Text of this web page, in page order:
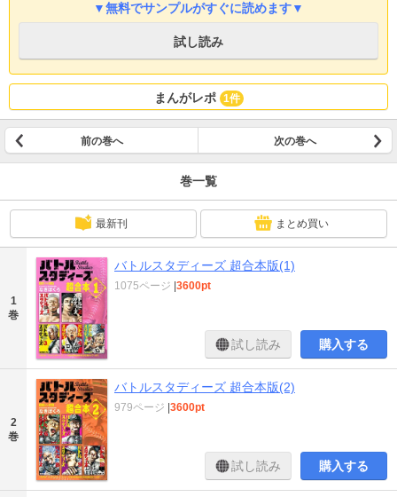
▼無料でサンプルがすぐに読めます▼
試し読み
まんがレポ 1件
前の巻へ 次の巻へ
巻一覧
最新刊 まとめ買い
1
巻
バトルスタディーズ 超合本版(1)
1075ページ 3600pt
試し読み 購入する
2
巻
バトルスタディーズ 超合本版(2)
979ページ 3600pt
試し読み 購入する